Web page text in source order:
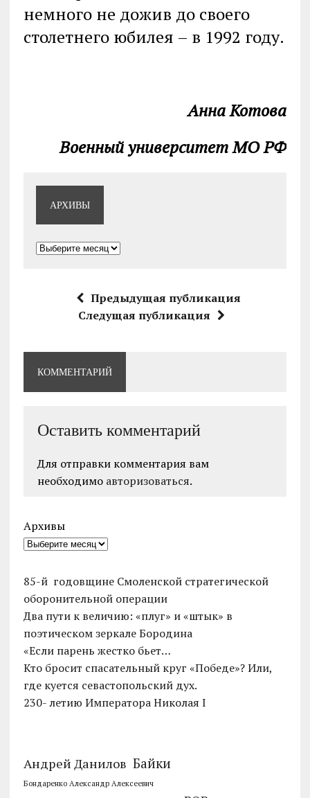
немного не дожив до своего
столетнего юбилея – в 1992 году.
Анна Котова
Военный университет МО РФ
АРХИВЫ
Архивы
Предыдущая публикация
Следущая публикация
КОММЕНТАРИЙ
Оставить комментарий
Для отправки комментария вам
необходимо авторизоваться.
Архивы
85-й годовщине Смоленской стратегической
оборонительной операции
Два пути к величию: «плуг» и «штык» в
поэтическом зеркале Бородина
«Если парень жестко бьет…
Кто бросит спасательный круг «Победе»? Или,
где куется севастопольский дух.
230- летию Императора Николая I
Андрей Данилов Байки
Бондаренко Александр Алексеевич